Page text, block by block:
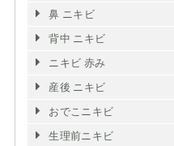
鼻 ニキビ
背中 ニキビ
ニキビ 赤み
産後 ニキビ
おでこニキビ
生理前ニキビ